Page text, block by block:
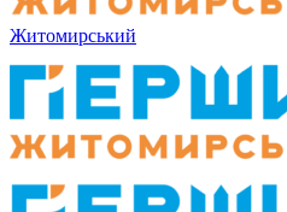
Житомирський